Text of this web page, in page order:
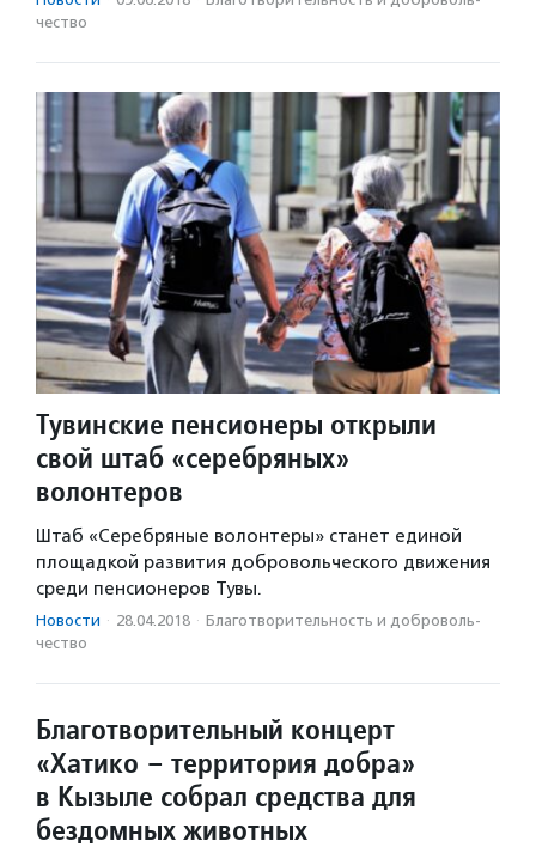
чест­во
Тувинские пенсионеры открыли
свой штаб «серебряных»
волонтеров
Штаб «Серебряные волонтеры» станет единой
площадкой развития добровольческого движения
среди пенсионеров Тувы.
Новости · 28.04.2018 · Благотвори­тель­ность и доброволь­
чест­во
Благотворительный концерт
«Хатико – территория добра»
в Кызыле собрал средства для
бездомных животных